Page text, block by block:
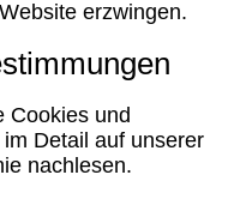
erzwingen.
Cookies und
Detail auf unserer
nachlesen.